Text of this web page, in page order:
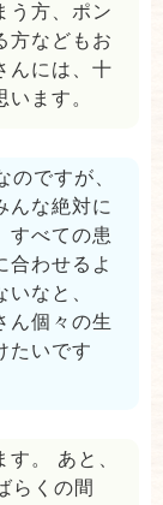
う方、ポン
方などもお
んには、十
ます。
のですが、
んな絶対に
すべての患
合わせるよ
なと、
ん個々の生
たいです
。 あと、
らくの間